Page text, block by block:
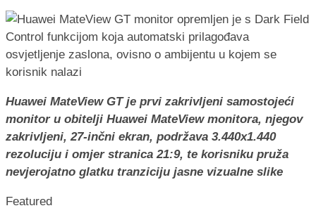
Huawei MateView GT je prvi zakrivljeni samostojeći
monitor u obitelji Huawei MateView monitora, njegov
zakrivljeni, 27-inčni ekran, podržava 3.440x1.440
rezoluciju i omjer stranica 21:9, te korisniku pruža
nevjerojatno glatku tranziciju jasne vizualne slike
Featured